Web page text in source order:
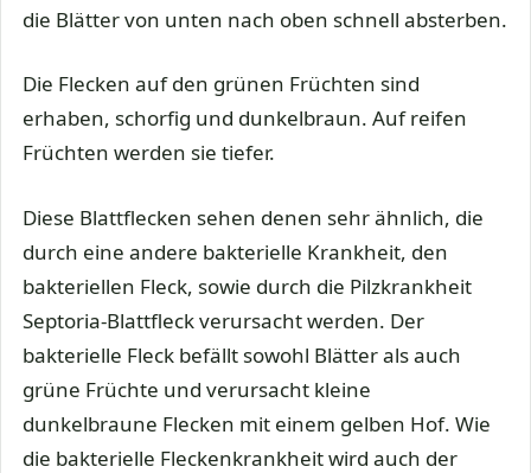
die Blätter von unten nach oben schnell absterben.
Die Flecken auf den grünen Früchten sind
erhaben, schorfig und dunkelbraun. Auf reifen
Früchten werden sie tiefer.
Diese Blattflecken sehen denen sehr ähnlich, die
durch eine andere bakterielle Krankheit, den
bakteriellen Fleck, sowie durch die Pilzkrankheit
Septoria-Blattfleck verursacht werden. Der
bakterielle Fleck befällt sowohl Blätter als auch
grüne Früchte und verursacht kleine
dunkelbraune Flecken mit einem gelben Hof. Wie
die bakterielle Fleckenkrankheit wird auch der